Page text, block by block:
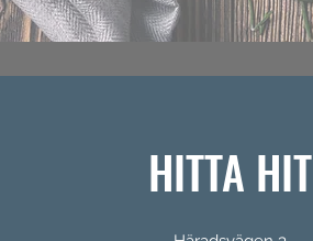
HITTA HIT